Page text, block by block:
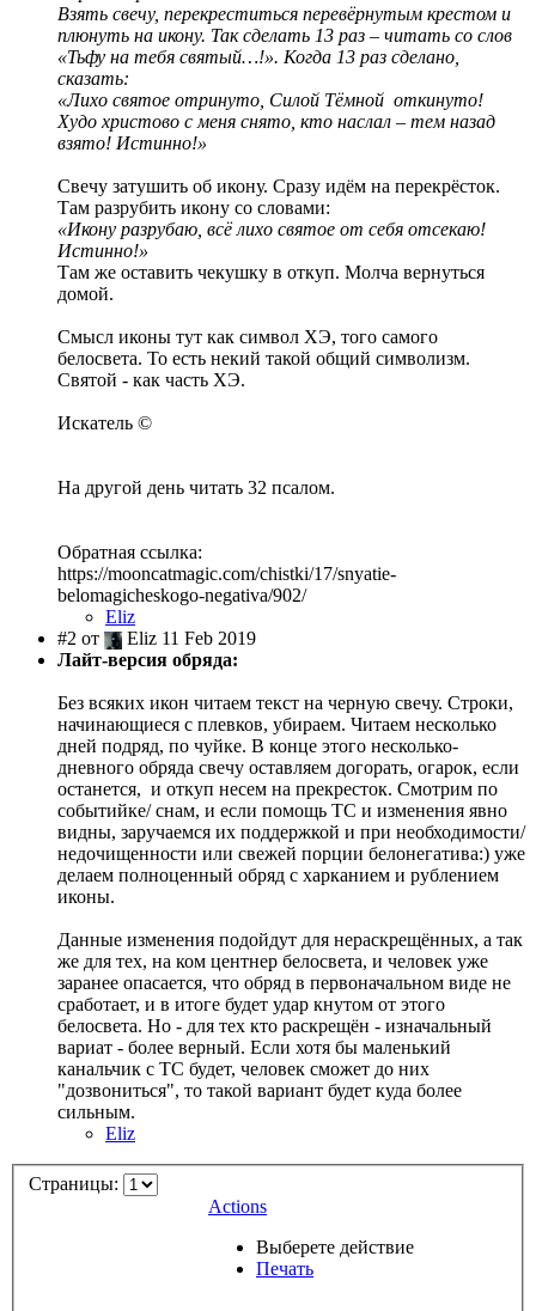
Взять свечу, перекреститься перевёрнутым крестом и
плюнуть на икону. Так сделать 13 раз – читать со слов
«Тьфу на тебя святый…!». Когда 13 раз сделано,
сказать:
«Лихо святое отринуто, Силой Тёмной откинуто!
Худо христово с меня снято, кто наслал – тем назад
взято! Истинно!»
Свечу затушить об икону. Сразу идём на перекрёсток.
Там разрубить икону со словами:
«Икону разрубаю, всё лихо святое от себя отсекаю!
Истинно!»
Там же оставить чекушку в откуп. Молча вернуться
домой.
Смысл иконы тут как символ ХЭ, того самого
белосвета. То есть некий такой общий символизм.
Святой - как часть ХЭ.
Искатель ©
На другой день читать 32 псалом.
Обратная ссылка:
https://mooncatmagic.com/chistki/17/snyatie-
belomagicheskogo-negativa/902/
Eliz
#2 от
Eliz 11 Feb 2019
Лайт-версия обряда:
Без всяких икон читаем текст на черную свечу. Строки,
начинающиеся с плевков, убираем. Читаем несколько
дней подряд, по чуйке. В конце этого несколько-
дневного обряда свечу оставляем догорать, огарок, если
останется, и откуп несем на прекресток. Смотрим по
событийке/ снам, и если помощь ТС и изменения явно
видны, заручаемся их поддержкой и при необходимости/
недочищенности или свежей порции белонегатива:) уже
делаем полноценный обряд с харканием и рублением
иконы.
Данные изменения подойдут для нераскрещённых, а так
же для тех, на ком центнер белосвета, и человек уже
заранее опасается, что обряд в первоначальном виде не
сработает, и в итоге будет удар кнутом от этого
белосвета. Но - для тех кто раскрещён - изначальный
вариат - более верный. Если хотя бы маленький
канальчик с ТС будет, человек сможет до них
"дозвониться", то такой вариант будет куда более
сильным.
Eliz
Страницы:
Actions
Выберете действие
Печать